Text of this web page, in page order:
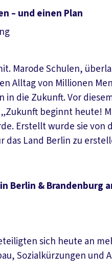
– und einen Plan
Marode Schulen,
Alltag von Millionen
die Zukunft. Vor
beginnt
Erstellt wurde sie
Land Berlin zu
Berlin & Brandenburg
sich heute an
Sozialkürzungen und